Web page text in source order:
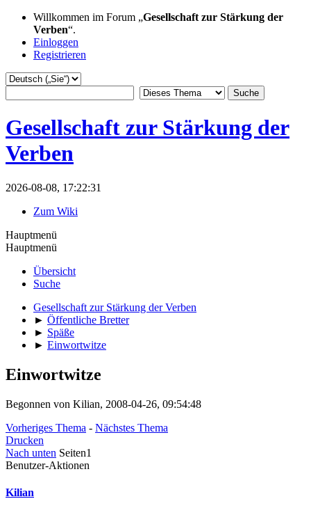
Willkommen im Forum „Gesellschaft zur Stärkung der
Verben“.
Einloggen
Registrieren
Gesellschaft zur Stärkung der
Verben
2026-08-08, 17:22:31
Zum Wiki
Hauptmenü
Hauptmenü
Übersicht
Suche
Gesellschaft zur Stärkung der Verben
► Öffentliche Bretter
► Späße
► Einwortwitze
Einwortwitze
Begonnen von Kilian, 2008-04-26, 09:54:48
Vorheriges Thema - Nächstes Thema
Drucken
Nach unten Seiten1
Benutzer-Aktionen
Kilian